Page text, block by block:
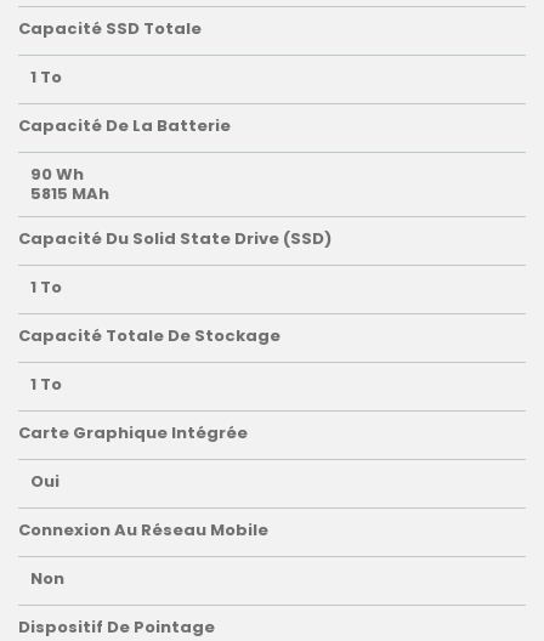
Capacité SSD Totale
1 To
Capacité De La Batterie
90 Wh
5815 MAh
Capacité Du Solid State Drive (SSD)
1 To
Capacité Totale De Stockage
1 To
Carte Graphique Intégrée
Oui
Connexion Au Réseau Mobile
Non
Dispositif De Pointage